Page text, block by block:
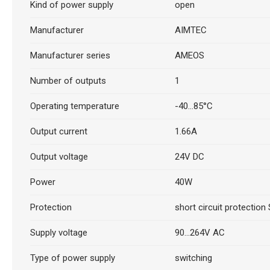
Kind of power supply open
Manufacturer AIMTEC
Manufacturer series AMEOS
Number of outputs 1
Operating temperature -40...85°C
Output current 1.66A
Output voltage 24V DC
Power 40W
Protection short circuit protection
Supply voltage 90...264V AC
Type of power supply switching